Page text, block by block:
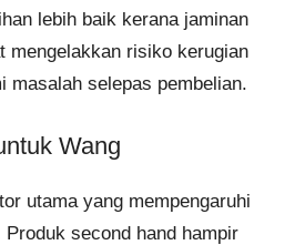
lebih baik kerana jaminan
mengelakkan risiko kerugian
masalah selepas pembelian.
Wang
utama yang mempengaruhi
second hand hampir